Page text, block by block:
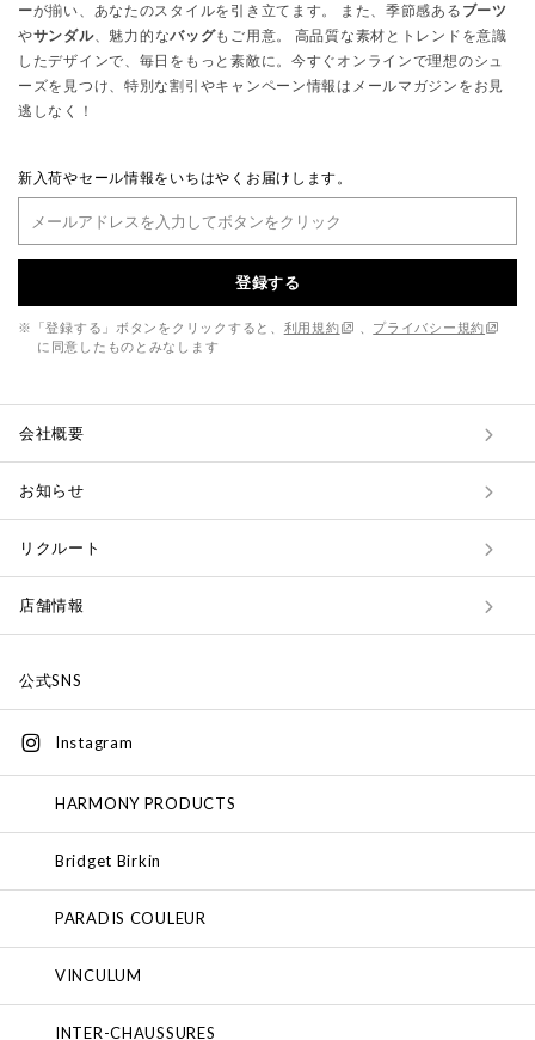
ーが揃い、あなたのスタイルを引き立てます。 また、季節感ある ブーツ
やサンダル、魅力的なバッグもご用意。 高品質な素材とトレンドを意識
したデザインで、毎日をもっと素敵に。今すぐオンラインで理想のシュ
ーズを見つけ、特別な割引やキャンペーン情報はメールマガジンをお見
逃しなく！
新入荷やセール情報をいちはやくお届けします。
登録する
※「登録する」ボタンをクリックすると、 利用規約
プライバシー規約
に同意したものとみなします
会社概要
お知らせ
リクルート
店舗情報
公式SNS
Instagram
HARMONY PRODUCTS
Bridget Birkin
PARADIS COULEUR
VINCULUM
INTER-CHAUSSURES